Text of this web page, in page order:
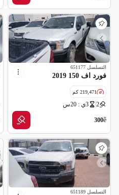
التسلسل 651177
فورد اف 150 2019
219,471 كم
2 3ي : 20س
ê
300
التسلسل 651189